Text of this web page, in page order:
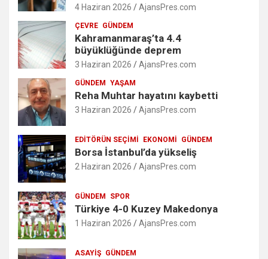
4 Haziran 2026 AjansPres.com
ÇEVRE GÜNDEM
Kahramanmaraş’ta 4.4
büyüklüğünde deprem
3 Haziran 2026 AjansPres.com
GÜNDEM YAŞAM
Reha Muhtar hayatını kaybetti
3 Haziran 2026 AjansPres.com
EDITÖRÜN SEÇIMI EKONOMI GÜNDEM
Borsa İstanbul’da yükseliş
2 Haziran 2026 AjansPres.com
GÜNDEM SPOR
Türkiye 4-0 Kuzey Makedonya
1 Haziran 2026 AjansPres.com
ASAYIŞ GÜNDEM